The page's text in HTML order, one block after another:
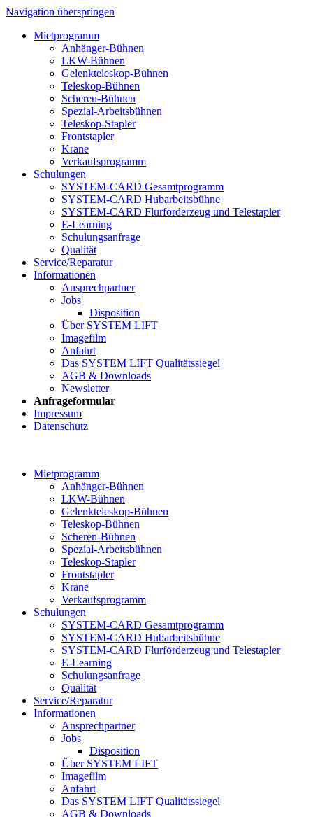
Navigation überspringen
Mietprogramm
Anhänger-Bühnen
LKW-Bühnen
Gelenkteleskop-Bühnen
Teleskop-Bühnen
Scheren-Bühnen
Spezial-Arbeitsbühnen
Teleskop-Stapler
Frontstapler
Krane
Verkaufsprogramm
Schulungen
SYSTEM-CARD Gesamtprogramm
SYSTEM-CARD Hubarbeitsbühne
SYSTEM-CARD Flurförderzeug und Telestapler
E-Learning
Schulungsanfrage
Qualität
Service/Reparatur
Informationen
Ansprechpartner
Jobs
Disposition
Über SYSTEM LIFT
Imagefilm
Anfahrt
Das SYSTEM LIFT Qualitätssiegel
AGB & Downloads
Newsletter
Anfrageformular
Impressum
Datenschutz
Mietprogramm
Anhänger-Bühnen
LKW-Bühnen
Gelenkteleskop-Bühnen
Teleskop-Bühnen
Scheren-Bühnen
Spezial-Arbeitsbühnen
Teleskop-Stapler
Frontstapler
Krane
Verkaufsprogramm
Schulungen
SYSTEM-CARD Gesamtprogramm
SYSTEM-CARD Hubarbeitsbühne
SYSTEM-CARD Flurförderzeug und Telestapler
E-Learning
Schulungsanfrage
Qualität
Service/Reparatur
Informationen
Ansprechpartner
Jobs
Disposition
Über SYSTEM LIFT
Imagefilm
Anfahrt
Das SYSTEM LIFT Qualitätssiegel
AGB & Downloads